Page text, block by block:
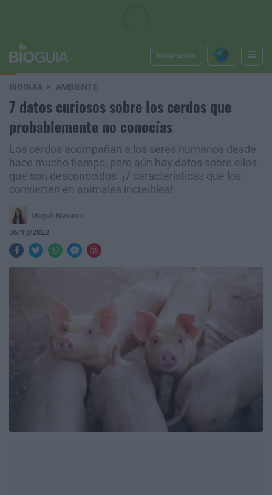
Iniciar sesión
BIOGUÍA AMBIENTE
7 datos curiosos sobre los cerdos que
probablemente no conocías
Los cerdos acompañan a los seres humanos desde
hace mucho tiempo, pero aún hay datos sobre ellos
que son desconocidos. ¡7 características que los
convierten en animales increíbles!
Magali Navarro
06/10/2022